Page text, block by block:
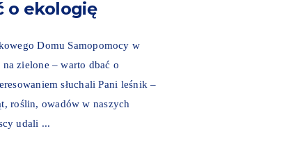
o ekologię
Domu Samopomocy w
zielone – warto dbać o
słuchali Pani leśnik –
roślin, owadów w naszych
udali ...